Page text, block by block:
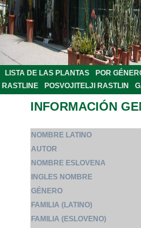
LISTA DE LAS PLANTAS POR
RASTLINE
POSVOJITELJI RASTLIN
INFORMACIÓN
NOMBRE LATINO
AUTOR
NOMBRE ESLOVENA
INGLES NOMBRE
GÉNERO
FAMILIA (LATINO)
FAMILIA (ESLOVENO)